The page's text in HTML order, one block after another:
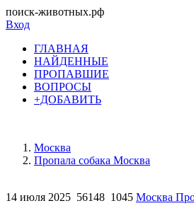
поиск-животных.рф
Вход
ГЛАВНАЯ
НАЙДЕННЫЕ
ПРОПАВШИЕ
ВОПРОСЫ
+ДОБАВИТЬ
Москва
Пропала собака Москва
14 июля 2025 56148 1045 Москва